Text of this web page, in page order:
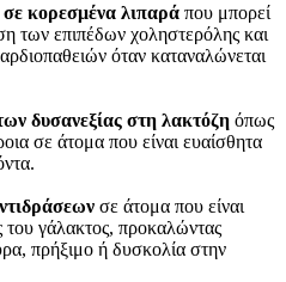
κορεσμένα λιπαρά που μπορεί
των επιπέδων χοληστερόλης και
όταν καταναλώνεται
δυσανεξίας στη λακτόζη όπως
σε άτομα που είναι ευαίσθητα
σε άτομα που είναι
του γάλακτος, προκαλώντας
πρήξιμο ή δυσκολία στην